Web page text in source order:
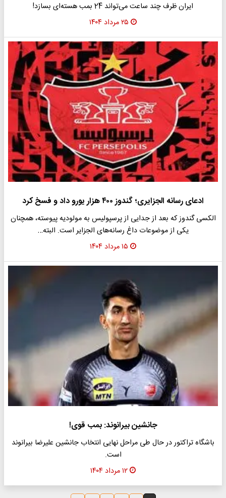
ایران ظرف چند ساعت می‌تواند 24 بمب هسته‌ای بسازد!
۲۵ مرداد ۱۴۰۴
ادعای رسانه الجزایری؛ گندوز ۴٠٠ هزار یورو داد و فسخ کرد
الکسی گندوز که بعد از جدایی از پرسپولیس به مولودیه پیوسته، همچنان
یکی از موضوعات داغ رسانه‌های الجزایر است. البته…
۱۵ مرداد ۱۴۰۴
جانشین بیرانوند: بمب قوی!
باشگاه تراکتور در حال طی مراحل نهایی انتخاب جانشین علیرضا بیرانوند
است.
۱۲ مرداد ۱۴۰۴